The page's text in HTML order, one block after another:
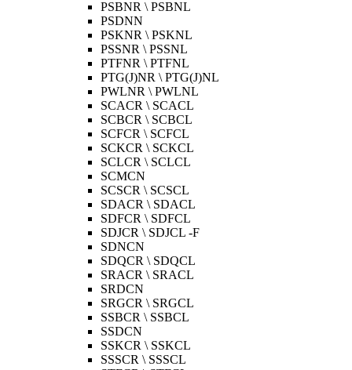
PSBNR \ PSBNL
PSDNN
PSKNR \ PSKNL
PSSNR \ PSSNL
PTFNR \ PTFNL
PTG(J)NR \ PTG(J)NL
PWLNR \ PWLNL
SCACR \ SCACL
SCBCR \ SCBCL
SCFCR \ SCFCL
SCKCR \ SCKCL
SCLCR \ SCLCL
SCMCN
SCSCR \ SCSCL
SDACR \ SDACL
SDFCR \ SDFCL
SDJCR \ SDJCL -F
SDNCN
SDQCR \ SDQCL
SRACR \ SRACL
SRDCN
SRGCR \ SRGCL
SSBCR \ SSBCL
SSDCN
SSKCR \ SSKCL
SSSCR \ SSSCL